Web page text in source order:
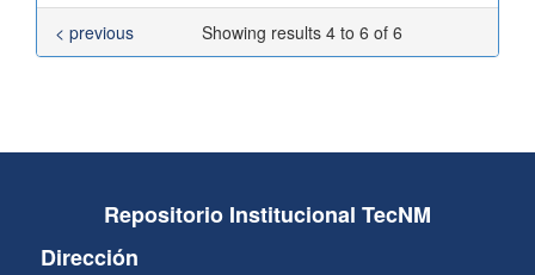
Showing results 4 to 6 of 6
< previous
Repositorio Institucional TecNM
Dirección